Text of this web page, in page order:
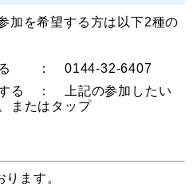
加を希望する方は以下2種の
る ： 0144-32-6407
する ： 上記の参加したい
またはタップ
ます。